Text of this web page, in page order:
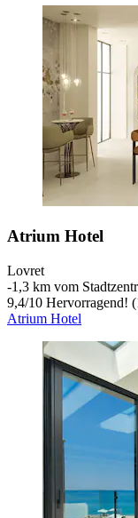
Atrium Hotel
Lovret
‐1,3 km vom
9,4/10 Hervorragend!
Atrium Hotel